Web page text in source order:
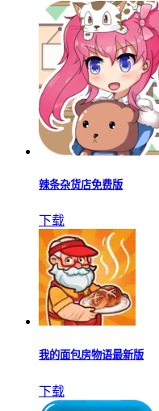
辣条杂货店免费版
下载
我的面包房物语最新版
下载